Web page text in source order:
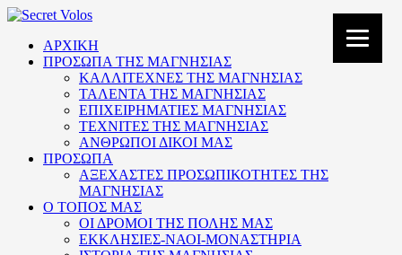
ΑΡΧΙΚΗ
ΠΡΟΣΩΠΑ ΤΗΣ ΜΑΓΝΗΣΙΑΣ
ΚΑΛΛΙΤΕΧΝΕΣ ΤΗΣ ΜΑΓΝΗΣΙΑΣ
ΤΑΛΕΝΤΑ ΤΗΣ ΜΑΓΝΗΣΙΑΣ
ΕΠΙΧΕΙΡΗΜΑΤΙΕΣ ΜΑΓΝΗΣΙΑΣ
ΤΕΧΝΙΤΕΣ ΤΗΣ ΜΑΓΝΗΣΙΑΣ
ΑΝΘΡΩΠΟΙ ΔΙΚΟΙ ΜΑΣ
ΠΡΟΣΩΠΑ
ΑΞΕΧΑΣΤΕΣ ΠΡΟΣΩΠΙΚΟΤΗΤΕΣ ΤΗΣ
ΜΑΓΝΗΣΙΑΣ
Ο ΤΟΠΟΣ ΜΑΣ
ΟΙ ΔΡΟΜΟΙ ΤΗΣ ΠΟΛΗΣ ΜΑΣ
ΕΚΚΛΗΣΙΕΣ-ΝΑΟΙ-ΜΟΝΑΣΤΗΡΙΑ